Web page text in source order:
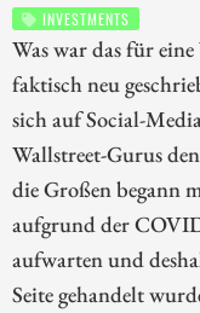
INVESTMENTS
Was war das für
faktisch neu
sich auf Social-
Wallstreet-Gurus
die Großen begann
aufgrund der
aufwarten und
Seite gehandelt